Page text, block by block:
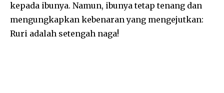
kepada ibunya. Namun, ibunya tetap tenang dan
mengungkapkan kebenaran yang mengejutkan:
Ruri adalah setengah naga!